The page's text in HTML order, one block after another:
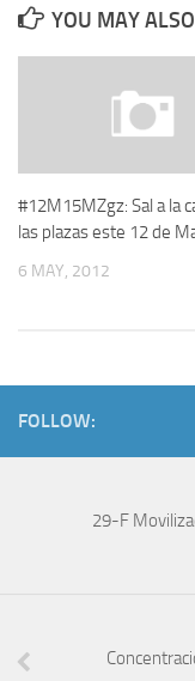
YOU MAY
#12M15MZgz: Sal a la
las plazas este 12 de
6 MAY, 2012
FOLLOW:
29-F